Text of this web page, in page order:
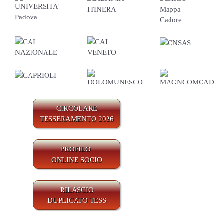
CIRCOLARE
TESSERAMENTO 2026
PROFILO
ONLINE SOCIO
RILASCIO
DUPLICATO TESS